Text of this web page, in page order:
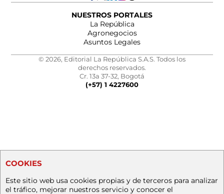
NUESTROS PORTALES
La República
Agronegocios
Asuntos Legales
© 2026, Editorial La República S.A.S. Todos los
derechos reservados.
Cr. 13a 37-32, Bogotá
(+57) 1 4227600
COOKIES
Este sitio web usa cookies propias y de terceros para analizar
el tráfico, mejorar nuestros servicio y conocer el